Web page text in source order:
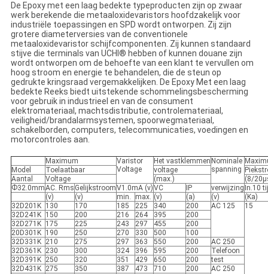
De Epoxy met een laag bedekte typeproducten zijn op zwaar
werk berekende die metaaloxidevaristors hoofdzakelijk voor
industriële toepassingen en SPD wordt ontworpen. Zij zijn
grotere diameterversies van de conventionele
metaaloxidevaristor schijfcomponenten. Zij kunnen standaard
stijve die terminals van UCHI® hebben of kunnen douane zijn
wordt ontworpen om de behoefte van een klant te vervullen om
hoog stroom en energie te behandelen, die de steun op
gedrukte kringsraad vergemakkelijken. De Epoxy Met een laag
bedekte Reeks biedt uitstekende schommelingsbescherming
voor gebruik in industrieel en van de consument
elektromateriaal, machtsdistributie, controlemateriaal,
veiligheid/brandalarmsystemen, spoorwegmateriaal,
schakelborden, computers, telecommunicaties, voedingen en
motorcontroles aan.
Maximum
Varistor
Voltage
Het vastklemmen Nominale
spanning
Model
Toelaatbaar voltage
Aantal
Voltage (max.)
(8/
Ф32.0mmAC. Rms GelijkstroomV1.0mA (v)VC IP verwijzing In.10
(v)
(v) min. max. (v) (a) (v)
(Ka)
32D201K 130 170 185 225 340 200 AC 125
15
32D241K 150 200 216 264 395
200
32D271K 175 225 243 297 455
200
20D301K 190 250 270 330 500
100
32D331K 210 275 297 363 550 200
AC 250
32D361K 230 300 324 396 595 200
Telefoon
32D391K 250 320 351 429 650 200
test
32D431K 275 350 387 473 710 200
AC 250